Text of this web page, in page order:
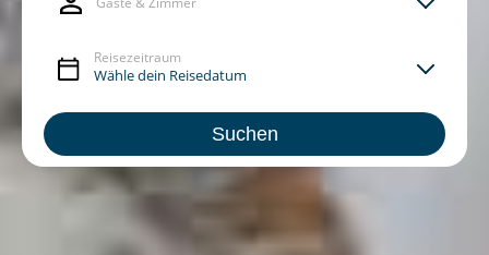
Reisezeitraum
Suchen